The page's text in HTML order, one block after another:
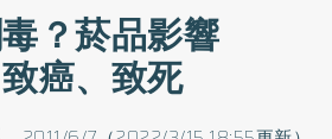
？菸品影響
癌、致死